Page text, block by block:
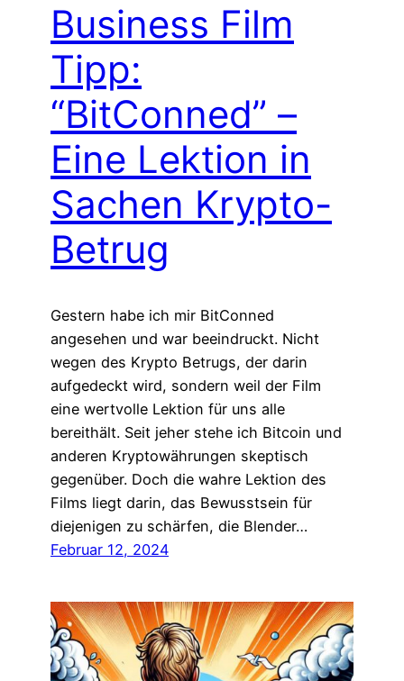
Business Film
Tipp:
“BitConned” –
Eine Lektion in
Sachen Krypto-
Betrug
Gestern habe ich mir BitConned
angesehen und war beeindruckt. Nicht
wegen des Krypto Betrugs, der darin
aufgedeckt wird, sondern weil der Film
eine wertvolle Lektion für uns alle
bereithält. Seit jeher stehe ich Bitcoin und
anderen Kryptowährungen skeptisch
gegenüber. Doch die wahre Lektion des
Films liegt darin, das Bewusstsein für
diejenigen zu schärfen, die Blender…
Februar 12, 2024